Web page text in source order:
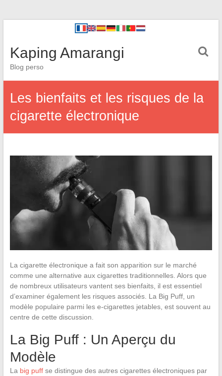
Kaping Amarangi
Blog perso
Les bienfaits et les risques de la
cigarette électronique
La cigarette électronique a fait son apparition sur le marché
comme une alternative aux cigarettes traditionnelles. Alors que
de nombreux utilisateurs vantent ses bienfaits, il est essentiel
d’examiner également les risques associés. La Big Puff, un
modèle populaire parmi les e-cigarettes jetables, est souvent au
centre de cette discussion.
La Big Puff : Un Aperçu du
Modèle
La big puffse distingue des autres cigarettes électroniques par